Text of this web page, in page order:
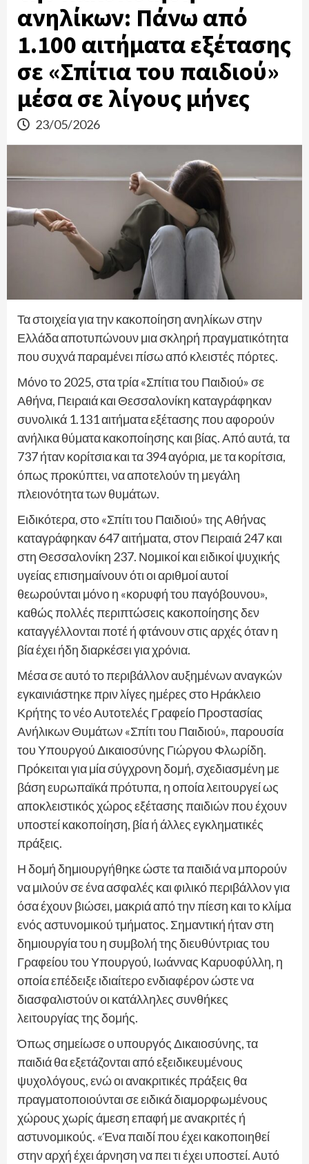
ανηλίκων: Πάνω από
1.100 αιτήματα εξέτασης
σε «Σπίτια του παιδιού»
μέσα σε λίγους μήνες
23/05/2026
Τα στοιχεία για την κακοποίηση ανηλίκων στην
Ελλάδα αποτυπώνουν μια σκληρή πραγματικότητα
που συχνά παραμένει πίσω από κλειστές πόρτες.
Μόνο το 2025, στα τρία «Σπίτια του Παιδιού» σε
Αθήνα, Πειραιά και Θεσσαλονίκη καταγράφηκαν
συνολικά 1.131 αιτήματα εξέτασης που αφορούν
ανήλικα θύματα κακοποίησης και βίας. Από αυτά, τα
737 ήταν κορίτσια και τα 394 αγόρια, με τα κορίτσια,
όπως προκύπτει, να αποτελούν τη μεγάλη
πλειονότητα των θυμάτων.
Ειδικότερα, στο «Σπίτι του Παιδιού» της Αθήνας
καταγράφηκαν 647 αιτήματα, στον Πειραιά 247 και
στη Θεσσαλονίκη 237. Νομικοί και ειδικοί ψυχικής
υγείας επισημαίνουν ότι οι αριθμοί αυτοί
θεωρούνται μόνο η «κορυφή του παγόβουνου»,
καθώς πολλές περιπτώσεις κακοποίησης δεν
καταγγέλλονται ποτέ ή φτάνουν στις αρχές όταν η
βία έχει ήδη διαρκέσει για χρόνια.
Μέσα σε αυτό το περιβάλλον αυξημένων αναγκών
εγκαινιάστηκε πριν λίγες ημέρες στο Ηράκλειο
Κρήτης το νέο Αυτοτελές Γραφείο Προστασίας
Ανήλικων Θυμάτων «Σπίτι του Παιδιού», παρουσία
του Υπουργού Δικαιοσύνης Γιώργου Φλωρίδη.
Πρόκειται για μία σύγχρονη δομή, σχεδιασμένη με
βάση ευρωπαϊκά πρότυπα, η οποία λειτουργεί ως
αποκλειστικός χώρος εξέτασης παιδιών που έχουν
υποστεί κακοποίηση, βία ή άλλες εγκληματικές
πράξεις.
Η δομή δημιουργήθηκε ώστε τα παιδιά να μπορούν
να μιλούν σε ένα ασφαλές και φιλικό περιβάλλον για
όσα έχουν βιώσει, μακριά από την πίεση και το κλίμα
ενός αστυνομικού τμήματος. Σημαντική ήταν στη
δημιουργία του η συμβολή της διευθύντριας του
Γραφείου του Υπουργού, Ιωάννας Καρυοφύλλη, η
οποία επέδειξε ιδιαίτερο ενδιαφέρον ώστε να
διασφαλιστούν οι κατάλληλες συνθήκες
λειτουργίας της δομής.
Όπως σημείωσε ο υπουργός Δικαιοσύνης, τα
παιδιά θα εξετάζονται από εξειδικευμένους
ψυχολόγους, ενώ οι ανακριτικές πράξεις θα
πραγματοποιούνται σε ειδικά διαμορφωμένους
χώρους χωρίς άμεση επαφή με ανακριτές ή
αστυνομικούς. «Ένα παιδί που έχει κακοποιηθεί
στην αρχή έχει άρνηση να πει τι έχει υποστεί. Αυτό